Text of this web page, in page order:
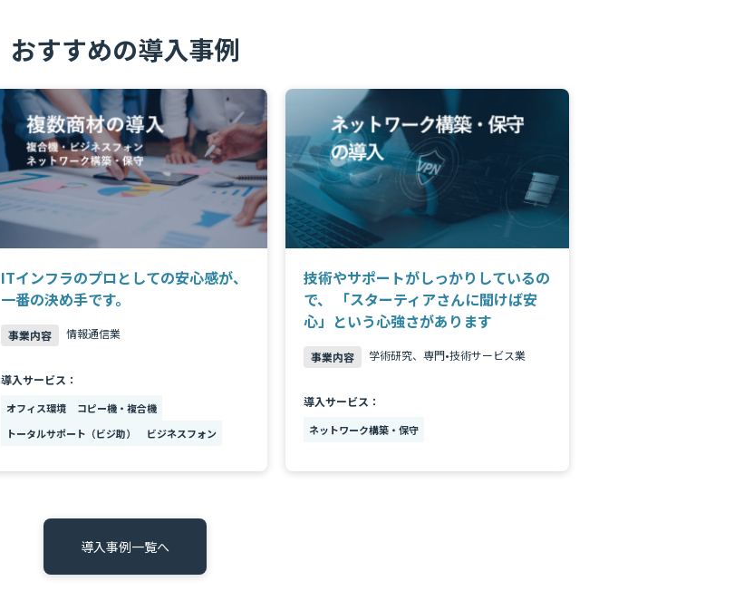
おすすめの導入事例
ITインフラのプロとしての安心感が、
一番の決め手です。
事業内容 情報通信業
導入サービス：
オフィス環境
コピー機・複合機
トータルサポート（ビジ助）
ビジネスフォン
技術やサポートがしっかりしているの
で、 「スターティアさんに聞けば安
心」という心強さがあります
事業内容 学術研究、専門•技術サービス業
導入サービス：
ネットワーク構築・保守
導入事例一覧へ